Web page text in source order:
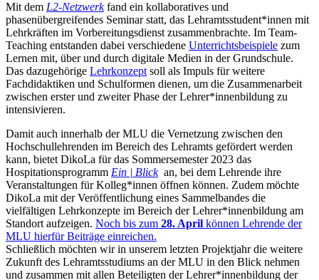
Mit dem L2-Netzwerkfand ein kollaboratives und
phasenübergreifendes Seminar statt, das Lehramtsstudent*innen mit
Lehrkräften im Vorbereitungsdienst zusammenbrachte. Im Team-
Teaching entstanden dabei verschiedene Unterrichtsbeispiele zum
Lernen mit, über und durch digitale Medien in der Grundschule.
Das dazugehörige Lehrkonzeptsoll als Impuls für weitere
Fachdidaktiken und Schulformen dienen, um die Zusammenarbeit
zwischen erster und zweiter Phase der Lehrer*innenbildung zu
intensivieren.
Damit auch innerhalb der MLU die Vernetzung zwischen den
Hochschullehrenden im Bereich des Lehramts gefördert werden
kann, bietet DikoLa für das Sommersemester 2023 das
Hospitationsprogramm Ein | Blick an, bei dem Lehrende ihre
Veranstaltungen für Kolleg*innen öffnen können. Zudem möchte
DikoLa mit der Veröffentlichung eines Sammelbandes die
vielfältigen Lehrkonzepte im Bereich der Lehrer*innenbildung am
Standort aufzeigen. Noch bis zum 28. April können Lehrende der
MLU hierfür Beiträge einreichen.
Schließlich möchten wir in unserem letzten Projektjahr die weitere
Zukunft des Lehramtsstudiums an der MLU in den Blick nehmen
und zusammen mit allen Beteiligten der Lehrer*innenbildung der